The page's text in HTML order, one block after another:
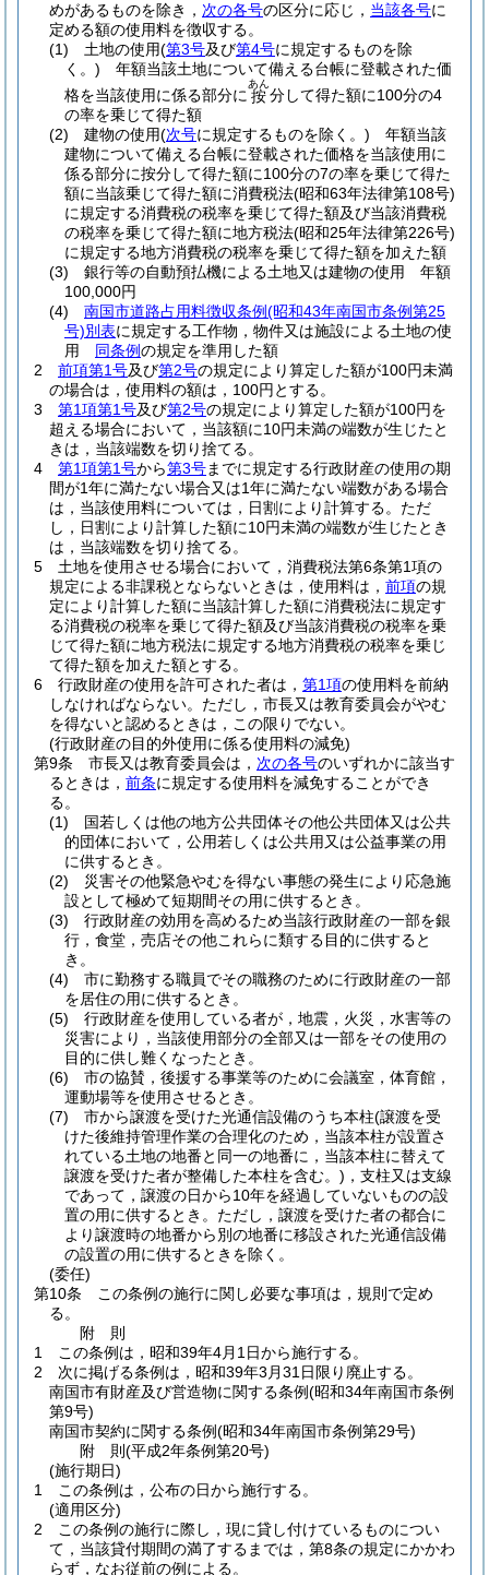
めがあるものを除き， 次の各号の区分に応じ， 当該各号に
定める額の使用料を徴収する。
(1)
土地の使用(第3号及び第4号に規定するものを除
く。) 年額当該土地について備える台帳に登載された価
格を当該使用に係る部分に 按
あん
分して得た額に100分の4
の率を乗じて得た額
(2)
建物の使用(次号に規定するものを除く。) 年額当該
建物について備える台帳に登載された価格を当該使用に
係る部分に按分して得た額に100分の7の率を乗じて得た
額に当該乗じて得た額に消費税法(昭和63年法律第108号)
に規定する消費税の税率を乗じて得た額及び当該消費税
の税率を乗じて得た額に地方税法(昭和25年法律第226号)
に規定する地方消費税の税率を乗じて得た額を加えた額
(3)
銀行等の自動預払機による土地又は建物の使用 年額
100,000円
(4)
南国市道路占用料徴収条例(昭和43年南国市条例第25
号)別表に規定する工作物，物件又は施設による土地の使
用 同条例の規定を準用した額
2
前項第1号及び第2号の規定により算定した額が100円未満
の場合は，使用料の額は，100円とする。
3
第1項第1号及び第2号の規定により算定した額が100円を
超える場合において，当該額に10円未満の端数が生じたと
きは，当該端数を切り捨てる。
4
第1項第1号から第3号までに規定する行政財産の使用の期
間が1年に満たない場合又は1年に満たない端数がある場合
は，当該使用料については，日割により計算する。 ただ
し，日割により計算した額に10円未満の端数が生じたとき
は，当該端数を切り捨てる。
5
土地を使用させる場合において，消費税法第6条第1項の
規定による非課税とならないときは，使用料は， 前項の規
定により計算した額に当該計算した額に消費税法に規定す
る消費税の税率を乗じて得た額及び当該消費税の税率を乗
じて得た額に地方税法に規定する地方消費税の税率を乗じ
て得た額を加えた額とする。
6
行政財産の使用を許可された者は， 第1項の使用料を前納
しなければならない。 ただし，市長又は教育委員会がやむ
を得ないと認めるときは，この限りでない。
(行政財産の目的外使用に係る使用料の減免)
第9条
市長又は教育委員会は， 次の各号のいずれかに該当す
るときは， 前条に規定する使用料を減免することができ
る。
(1)
国若しくは他の地方公共団体その他公共団体又は公共
的団体において，公用若しくは公共用又は公益事業の用
に供するとき。
(2)
災害その他緊急やむを得ない事態の発生により応急施
設として極めて短期間その用に供するとき。
(3)
行政財産の効用を高めるため当該行政財産の一部を銀
行，食堂，売店その他これらに類する目的に供すると
き。
(4)
市に勤務する職員でその職務のために行政財産の一部
を居住の用に供するとき。
(5)
行政財産を使用している者が，地震，火災，水害等の
災害により，当該使用部分の全部又は一部をその使用の
目的に供し難くなったとき。
(6)
市の協賛，後援する事業等のために会議室，体育館，
運動場等を使用させるとき。
(7)
市から譲渡を受けた光通信設備のうち本柱(譲渡を受
けた後維持管理作業の合理化のため，当該本柱が設置さ
れている土地の地番と同一の地番に，当該本柱に替えて
譲渡を受けた者が整備した本柱を含む。) ，支柱又は支線
であって，譲渡の日から10年を経過していないものの設
置の用に供するとき。 ただし，譲渡を受けた者の都合に
より譲渡時の地番から別の地番に移設された光通信設備
の設置の用に供するときを除く。
(委任)
第10条
この条例の施行に関し必要な事項は，規則で定め
る。
附 則
1
この条例は，昭和39年4月1日から施行する。
2
次に掲げる条例は，昭和39年3月31日限り廃止する。
南国市有財産及び営造物に関する条例(昭和34年南国市条例
第9号)
南国市契約に関する条例(昭和34年南国市条例第29号)
附 則(平成2年条例第20号)
(施行期日)
1
この条例は，公布の日から施行する。
(適用区分)
2
この条例の施行に際し，現に貸し付けているものについ
て，当該貸付期間の満了するまでは，第8条の規定にかかわ
らず，なお従前の例による。